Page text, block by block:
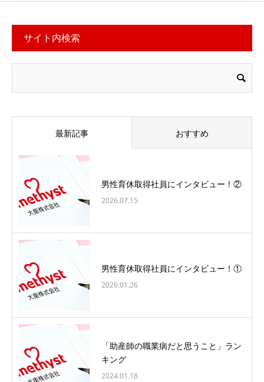
サイト内検索
最新記事 おすすめ
男性育休取得社員にインタビュー！②
2026.07.15
男性育休取得社員にインタビュー！①
2026.01.26
「助産師の職業病だと思うこと」ラン
キング
2024.01.18